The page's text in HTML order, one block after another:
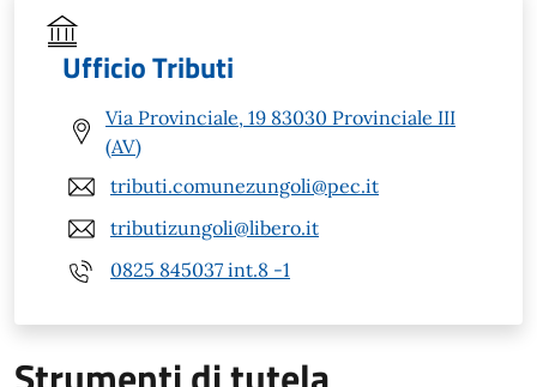
Ufficio Tributi
Via Provinciale, 19 83030 Provinciale III
(AV)
tributi.comunezungoli@pec.it
tributizungoli@libero.it
0825 845037 int.8 -1